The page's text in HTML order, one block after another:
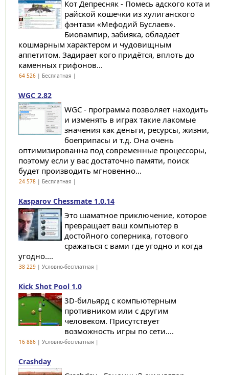
Кот Депресняк - Помесь адского кота и
райской кошечки из хулиганского
фэнтази «Мефодий Буслаев».
Биовампир, забияка, обладает
кошмарным характером и чудовищным
аппетитом. Задирает кого придётся, вплоть до
каменных грифонов...
64 526| Бесплатная |
WGC 2.82
WGC - программа позволяет находить
и изменять в играх такие лакомые
значения как деньги, ресурсы, жизни,
боеприпасы и т.д. Она очень
оптимизированна под современные процессоры,
поэтому если у вас достаточно памяти, поиск
будет производить мгновенно...
24 578| Бесплатная |
Kasparov Chessmate 1.0.14
Это шаматное приключение, которое
превращает ваш компьютер в
достойного соперника, готового
сражаться с вами где угодно и когда
угодно....
38 229| Условно-бесплатная |
Kick Shot Pool 1.0
3D-бильярд с компьютерным
противником или с другим
человеком. Присутствует
возможность игры по сети....
16 886| Условно-бесплатная |
Crashday